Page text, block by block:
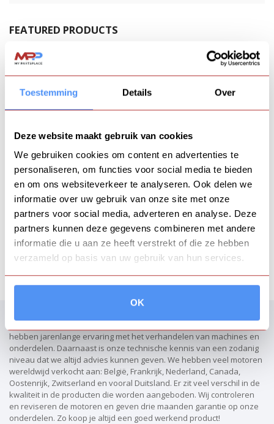
Toestemming Details Over
Deze website maakt gebruik van cookies
We gebruiken cookies om content en advertenties te
personaliseren, om functies voor social media te bieden
en om ons websiteverkeer te analyseren. Ook delen we
informatie over uw gebruik van onze site met onze
partners voor social media, adverteren en analyse. Deze
partners kunnen deze gegevens combineren met andere
informatie die u aan ze heeft verstrekt of die ze hebben
verzameld op basis van uw gebruik van hun services.
OK
FEATURED PRODUCTS
€ 2.450,00
Koop KD192F | KD192 - 1 cilinder
€ 599,00
Perkins KR 104-22
€ 2.350,00
Wij zijn een machinehandelsbedrijf gevestigd in Nederland. Wij
hebben jarenlange ervaring met het verhandelen van machines en
onderdelen. Daarnaast is onze technische kennis van een zodanig
niveau dat we altijd advies kunnen geven. We hebben veel motoren
wereldwijd verkocht aan: België, Frankrijk, Nederland, Canada,
Oostenrijk, Zwitserland en vooral Duitsland. Er zit veel verschil in de
kwaliteit in de producten die worden aangeboden. Wij controleren
en reviseren de motoren en geven drie maanden garantie op onze
onderdelen. Zo koop je altijd een goed werkend product!